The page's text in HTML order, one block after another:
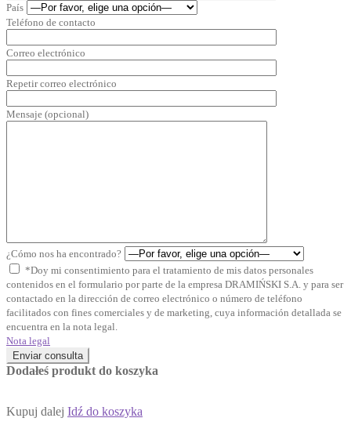
País
Teléfono de contacto
Correo electrónico
Repetir correo electrónico
Mensaje (opcional)
¿Cómo nos ha encontrado?
*Doy mi consentimiento para el tratamiento de mis datos personales
contenidos en el formulario por parte de la empresa DRAMIŃSKI S.A. y para ser
contactado en la dirección de correo electrónico o número de teléfono
facilitados con fines comerciales y de marketing, cuya información detallada se
encuentra en la nota legal.
Nota legal
Enviar consulta
Dodałeś produkt do koszyka
Kupuj dalej Idź do koszyka